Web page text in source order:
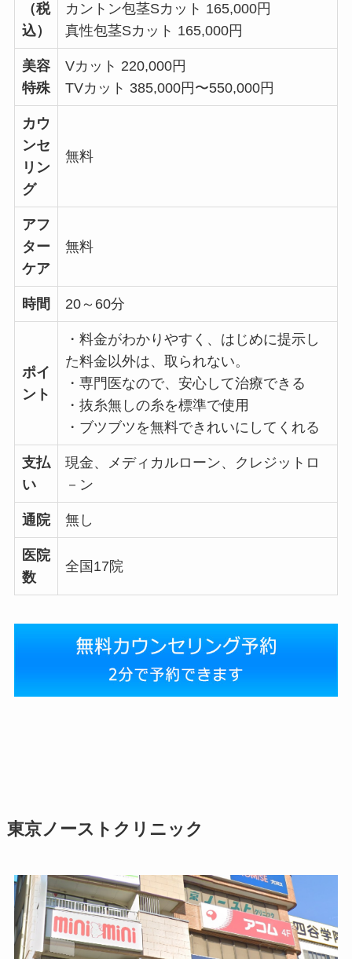
（税
込）
カントン包茎Sカット 165,000円
真性包茎Sカット 165,000円
美容
特殊
Vカット 220,000円
TVカット 385,000円〜550,000円
カウ
ンセ
リン
グ
無料
アフ
ター
ケア
無料
時間 20～60分
ポイ
ント
・料金がわかりやすく、はじめに提示し
た料金以外は、取られない。
・専門医なので、安心して治療できる
・抜糸無しの糸を標準で使用
・ブツブツを無料できれいにしてくれる
支払
い
現金、メディカルローン、クレジットロ
－ン
通院 無し
医院
数
全国17院
東京ノーストクリニック